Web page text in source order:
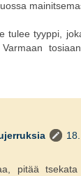
tulee tyyppi,
pitää